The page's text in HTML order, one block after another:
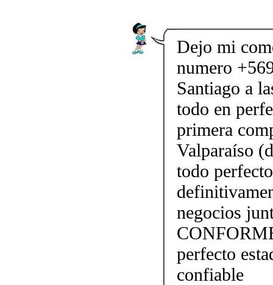
Dejo mi
numero
Santiago a
todo en
primera
Valparaíso
todo
negocios
perfecto
confiable